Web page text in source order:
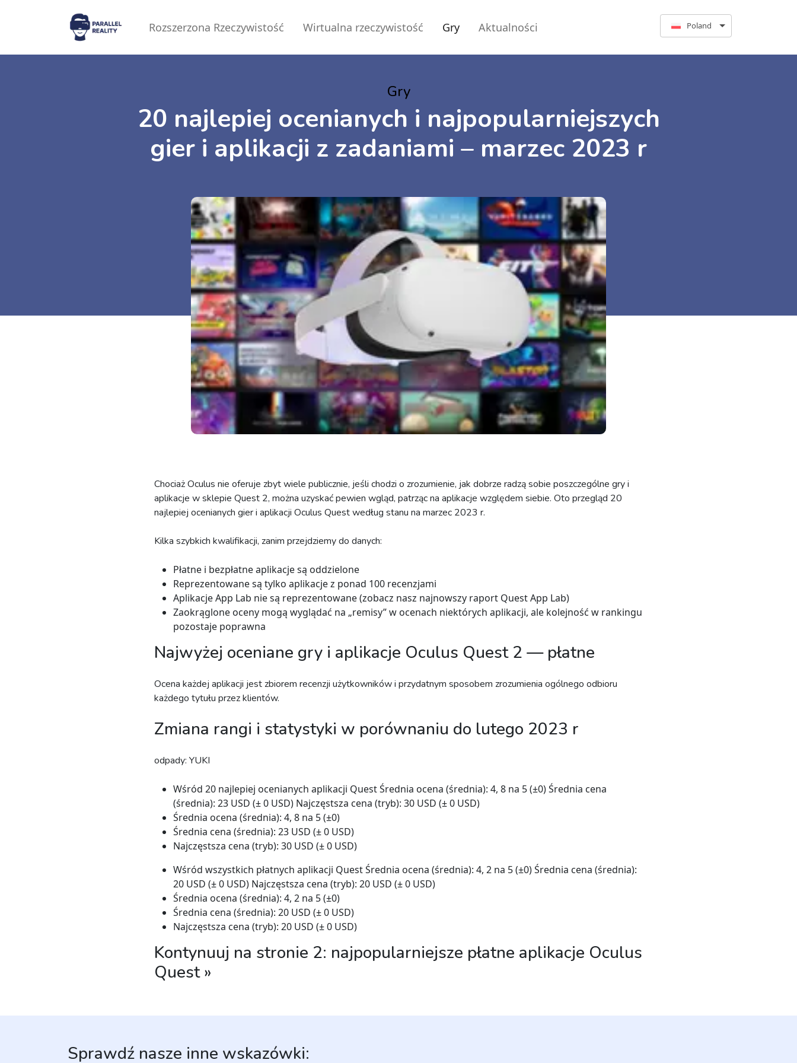
Rozszerzona Rzeczywistość Wirtualna rzeczywistość Gry Aktualności Poland
Gry
20 najlepiej ocenianych i najpopularniejszych
gier i aplikacji z zadaniami – marzec 2023 r
Chociaż Oculus nie oferuje zbyt wiele publicznie, jeśli chodzi o zrozumienie, jak dobrze radzą sobie poszczególne gry i
aplikacje w sklepie Quest 2, można uzyskać pewien wgląd, patrząc na aplikacje względem siebie. Oto przegląd 20
najlepiej ocenianych gier i aplikacji Oculus Quest według stanu na marzec 2023 r.
Kilka szybkich kwalifikacji, zanim przejdziemy do danych:
Płatne i bezpłatne aplikacje są oddzielone
Reprezentowane są tylko aplikacje z ponad 100 recenzjami
Aplikacje App Lab nie są reprezentowane (zobacz nasz najnowszy raport Quest App Lab)
Zaokrąglone oceny mogą wyglądać na „remisy” w ocenach niektórych aplikacji, ale kolejność w rankingu
pozostaje poprawna
Najwyżej oceniane gry i aplikacje Oculus Quest 2 — płatne
Ocena każdej aplikacji jest zbiorem recenzji użytkowników i przydatnym sposobem zrozumienia ogólnego odbioru
każdego tytułu przez klientów.
Zmiana rangi i statystyki w porównaniu do lutego 2023 r
odpady: YUKI
Wśród 20 najlepiej ocenianych aplikacji Quest Średnia ocena (średnia): 4, 8 na 5 (±0) Średnia cena
(średnia): 23 USD (± 0 USD) Najczęstsza cena (tryb): 30 USD (± 0 USD)
Średnia ocena (średnia): 4, 8 na 5 (±0)
Średnia cena (średnia): 23 USD (± 0 USD)
Najczęstsza cena (tryb): 30 USD (± 0 USD)
Wśród wszystkich płatnych aplikacji Quest Średnia ocena (średnia): 4, 2 na 5 (±0) Średnia cena (średnia):
20 USD (± 0 USD) Najczęstsza cena (tryb): 20 USD (± 0 USD)
Średnia ocena (średnia): 4, 2 na 5 (±0)
Średnia cena (średnia): 20 USD (± 0 USD)
Najczęstsza cena (tryb): 20 USD (± 0 USD)
Kontynuuj na stronie 2: najpopularniejsze płatne aplikacje Oculus
Quest »
Sprawdź nasze inne wskazówki: